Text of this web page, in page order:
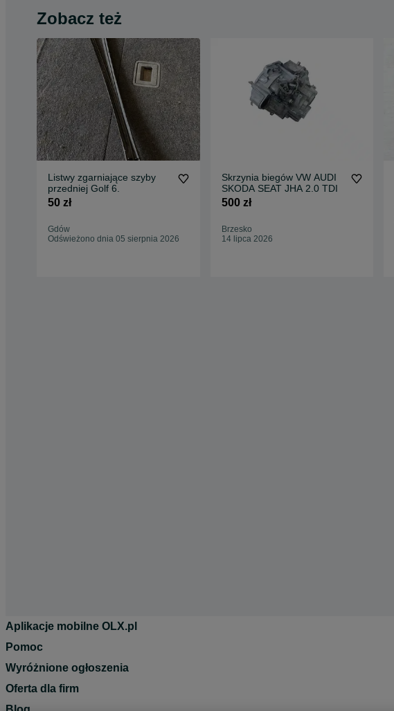
Zobacz też
Listwy zgarniające szyby
przedniej Golf 6.
50 zł
Gdów
Odświeżono dnia 05 sierpnia 2026
Skrzynia biegów VW AUDI
SKODA SEAT JHA 2.0 TDI
500 zł
Brzesko
14 lipca 2026
Aplikacje mobilne OLX.pl
Pomoc
Wyróżnione ogłoszenia
Oferta dla firm